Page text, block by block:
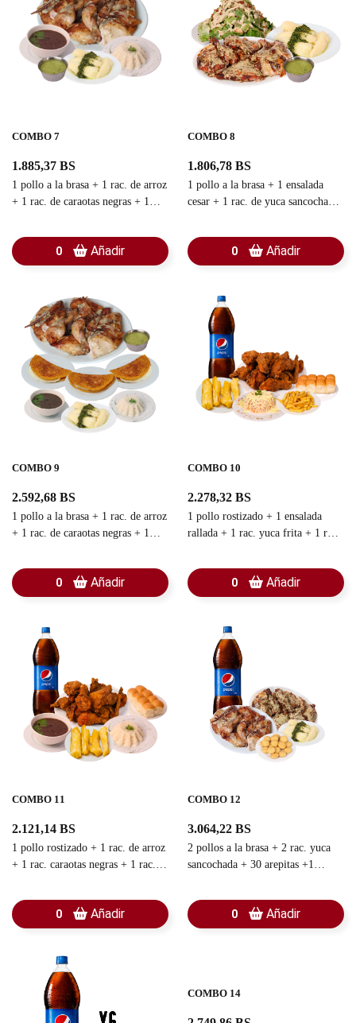
COMBO 7
1.885,37 BS
1 pollo a la brasa + 1 rac. de arroz
+ 1 rac. de caraotas negras + 1
guasacaca
0 Añadir
COMBO 8
1.806,78 BS
1 pollo a la brasa + 1 ensalada
cesar + 1 rac. de yuca sancochada
0 Añadir
COMBO 9
2.592,68 BS
1 pollo a la brasa + 1 rac. de arroz
+ 1 rac. de caraotas negras + 1
con queso + 1 guasacaca
0 Añadir
COMBO 10
2.278,32 BS
1 pollo rostizado + 1 ensalada
rallada + 1 rac. yuca frita + 1 rac.
+ 1 refresco familiar
0 Añadir
COMBO 11
2.121,14 BS
1 pollo rostizado + 1 rac. de arroz
+ 1 rac. caraotas negras + 1 rac.
refresco familiar
0 Añadir
COMBO 12
3.064,22 BS
2 pollos a la brasa + 2 rac. yuca
sancochada + 30 arepitas +1
0 Añadir
COMBO 14